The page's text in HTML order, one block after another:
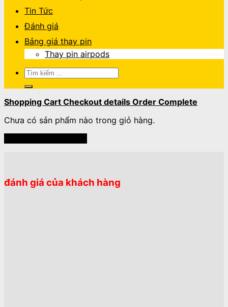
Tin Tức
Đánh giá
Bảng giá thay pin
Thay pin airpods
Tìm
Shopping Cart Checkout details Order Complete
Chưa có sản phẩm nào trong giỏ hàng.
đánh giá của khách hàng